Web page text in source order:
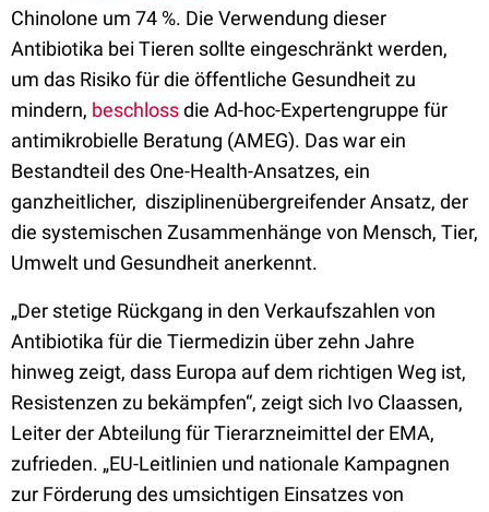
Chinolone um 74 %. Die Verwendung dieser
Antibiotika bei Tieren sollte eingeschränkt werden,
um das Risiko für die öffentliche Gesundheit zu
mindern, beschlossdie Ad-hoc-Expertengruppe für
antimikrobielle Beratung (AMEG). Das war ein
Bestandteil des One-Health-Ansatzes, ein
ganzheitlicher, disziplinenübergreifender Ansatz, der
die systemischen Zusammenhänge von Mensch, Tier,
Umwelt und Gesundheit anerkennt.
„Der stetige Rückgang in den Verkaufszahlen von
Antibiotika für die Tiermedizin über zehn Jahre
hinweg zeigt, dass Europa auf dem richtigen Weg ist,
Resistenzen zu bekämpfen“, zeigt sich Ivo Claassen,
Leiter der Abteilung für Tierarzneimittel der EMA,
zufrieden. „EU-Leitlinien und nationale Kampagnen
zur Förderung des umsichtigen Einsatzes von